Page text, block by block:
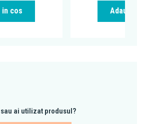
in cos Adauga
ai utilizat produsul?